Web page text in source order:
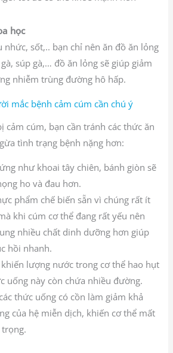
học
nhức, sốt,.. bạn chỉ nên ăn đồ ăn lỏng
súp gà,… đồ ăn lỏng sẽ giúp giảm
nhiễm trùng đường hô hấp.
mắc bệnh cảm cúm cần chú ý
cảm cúm, bạn cần tránh các thức ăn
tình trạng bệnh nặng hơn:
như khoai tây chiên, bánh giòn sẽ
ho và đau hơn.
phẩm chế biến sẵn vì chúng rất ít
khi cúm cơ thể đang rất yếu nên
nhiều chất dinh dưỡng hơn giúp
hồi nhanh.
khiến lượng nước trong cơ thể hao hụt
uống này còn chứa nhiều đường.
thức uống có cồn làm giảm khả
của hệ miễn dịch, khiến cơ thể mất